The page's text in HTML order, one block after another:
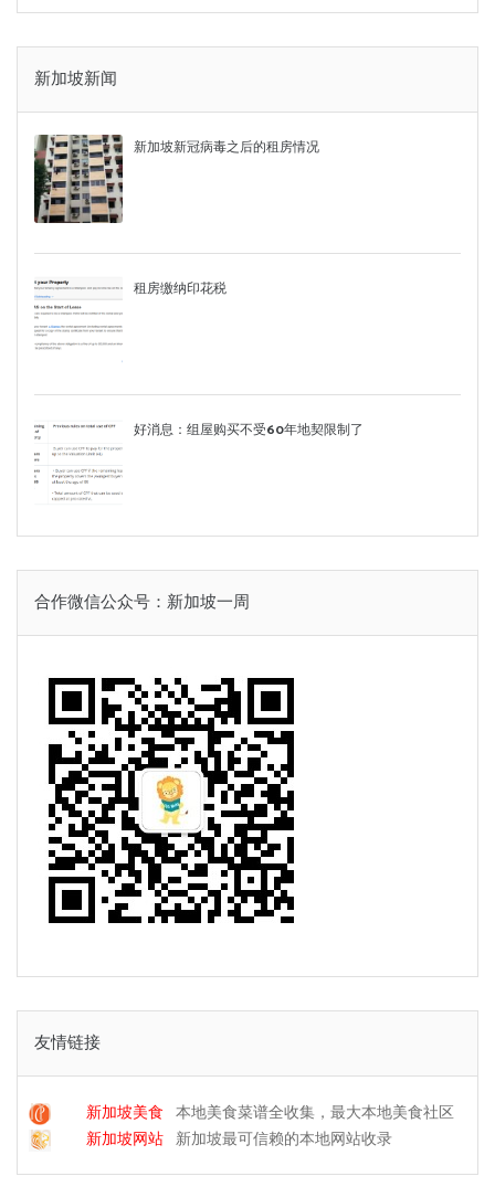
新加坡新闻
新加坡新冠病毒之后的租房情况
租房缴纳印花税
好消息：组屋购买不受60年地契限制了
合作微信公众号：新加坡一周
友情链接
新加坡美食
本地美食菜谱全收集，最大本地美食社区
新加坡网站
新加坡最可信赖的本地网站收录